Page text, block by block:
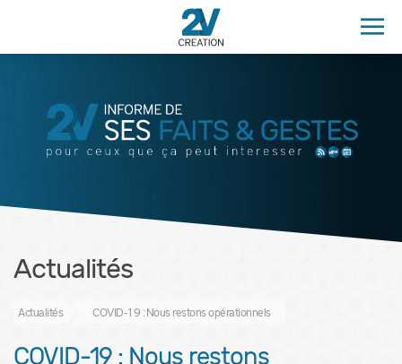
Actualités
Actualités COVID-19 : Nous restons opérationnels
COVID-19 : Nous restons